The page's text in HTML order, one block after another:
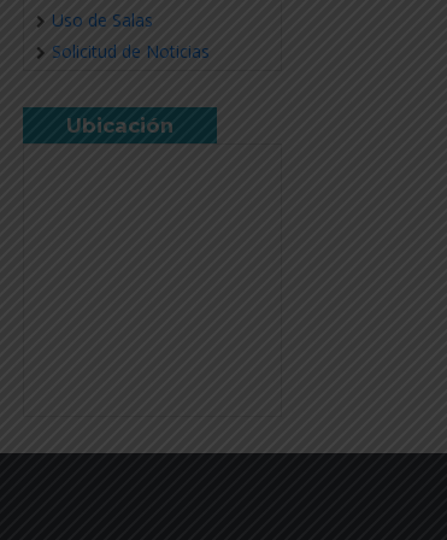
Uso de Salas
Solicitud de Noticias
Ubicación